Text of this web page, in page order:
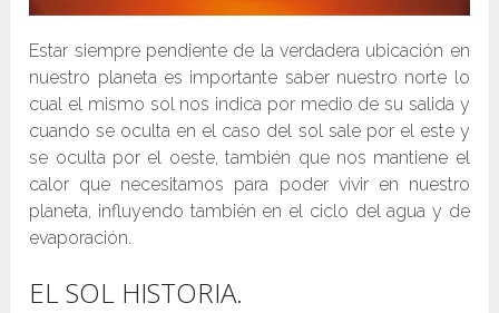
Estar siempre pendiente de la verdadera ubicación en
nuestro planeta es importante saber nuestro norte lo
cual el mismo sol nos indica por medio de su salida y
cuando se oculta en el caso del sol sale por el este y
se oculta por el oeste, también que nos mantiene el
calor que necesitamos para poder vivir en nuestro
planeta, influyendo también en el ciclo del agua y de
evaporación.
EL SOL HISTORIA.